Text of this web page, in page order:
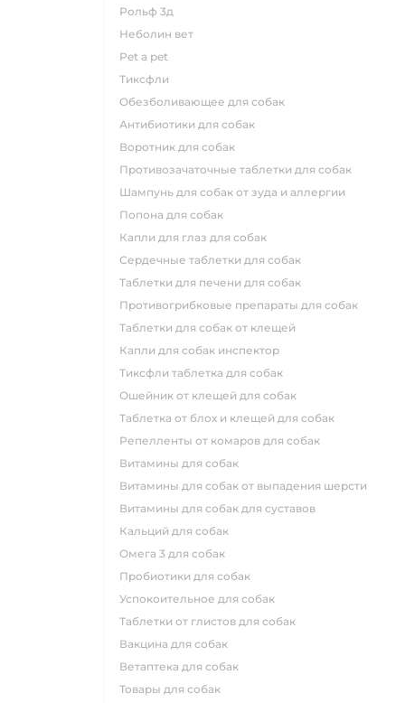
рольф 3д
неболин вет
pet a pet
тиксфли
обезболивающее для собак
антибиотики для собак
воротник для собак
противозачаточные таблетки для собак
шампунь для собак от зуда и аллергии
попона для собак
капли для глаз для собак
сердечные таблетки для собак
таблетки для печени для собак
противогрибковые препараты для собак
таблетки для собак от клещей
капли для собак инспектор
тиксфли таблетка для собак
ошейник от клещей для собак
таблетка от блох и клещей для собак
репелленты от комаров для собак
витамины для собак
витамины для собак от выпадения шерсти
витамины для собак для суставов
кальций для собак
омега 3 для собак
пробиотики для собак
успокоительное для собак
таблетки от глистов для собак
вакцина для собак
ветаптека для собак
товары для собак